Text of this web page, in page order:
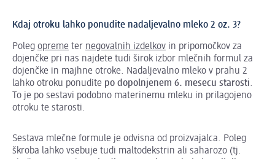
Kdaj otroku lahko ponudite nadaljevalno mleko 2 oz. 3?
Poleg opreme ter negovalnih izdelkov in pripomočkov za
dojenčke pri nas najdete tudi širok izbor mlečnih formul za
dojenčke in majhne otroke. Nadaljevalno mleko v prahu 2
lahko otroku ponudite po dopolnjenem 6. mesecu starosti.
To je po sestavi podobno materinemu mleku in prilagojeno
otroku te starosti.
Sestava mlečne formule je odvisna od proizvajalca. Poleg
škroba lahko vsebuje tudi maltodekstrin ali saharozo (tj.